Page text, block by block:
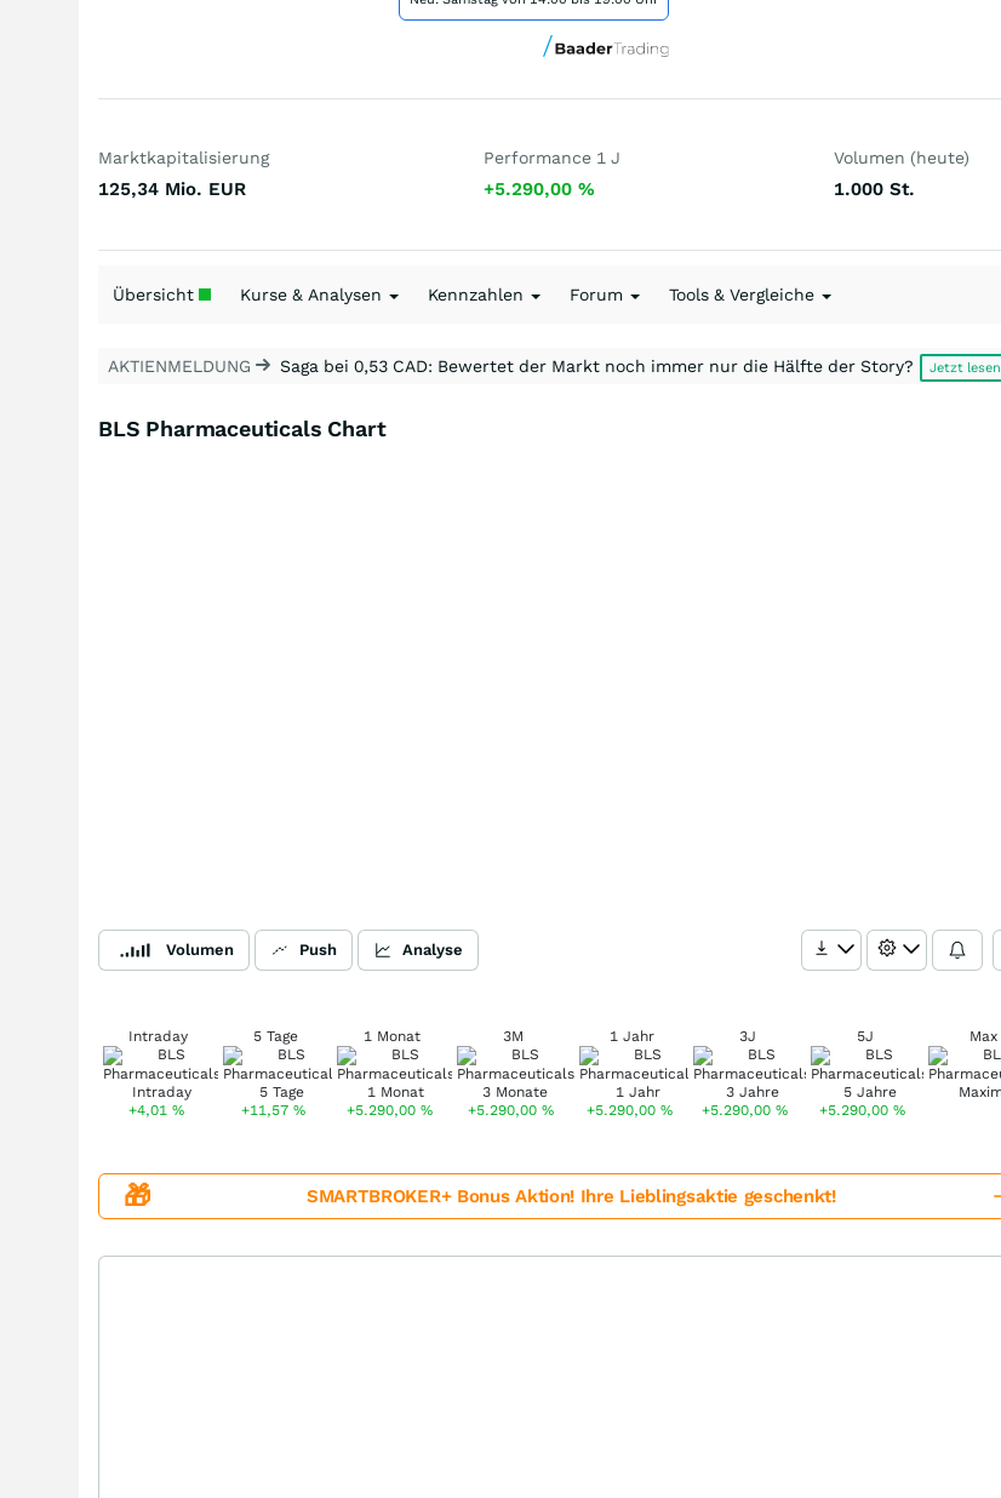
Marktkapitalisierung
125,34 Mio. EUR
Performance 1 J
+5.290,00 %
Volumen (heute)
1.000 St.
Übersicht Kurse & Analysen Kennzahlen Forum Tools & Vergleiche
AKTIENMELDUNG Saga bei 0,53 CAD: Bewertet der Markt noch immer nur die Hälfte der Story? Jetzt lesen
BLS Pharmaceuticals Chart
Volumen Push Analyse
Intraday
+4,01 %
5 Tage
+11,57 %
1 Monat
+5.290,00 %
3M
+5.290,00 %
1 Jahr
+5.290,00 %
3J
+5.290,00%
5J
+5.290,00%
Max
🎁 SMARTBROKER+ Bonus Aktion! Ihre Lieblingsaktie geschenkt!